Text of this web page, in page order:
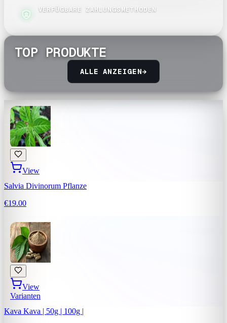
VERFÜGBARE ZAHLUNGSMETHODEN
TOP PRODUKTE
ALLE ANZEIGEN→
View
Salvia Divinorum Pflanze
€19.00
View
Varianten
Kava Kava | 50g | 100g |